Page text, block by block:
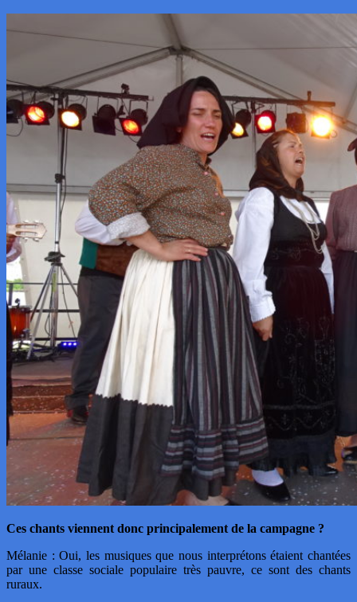
Ces chants viennent donc principalement de la campagne ?
Mélanie : Oui, les musiques que nous interprétons étaient chantées
par une classe sociale populaire très pauvre, ce sont des chants
ruraux.